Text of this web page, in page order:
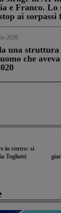
e Franco. Lo
ai
2026
una
che
in centro: si
Togliatti